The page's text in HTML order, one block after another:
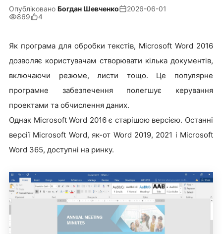
Опубліковано Богдан Шевченко
2026-06-01
869
4
Як програма для обробки текстів, Microsoft Word 2016
дозволяє користувачам створювати кілька документів,
включаючи резюме, листи тощо. Це популярне
програмне забезпечення полегшує керування
проектами та обчислення даних.
Однак Microsoft Word 2016 є старішою версією. Останні
версії Microsoft Word, як-от Word 2019, 2021 і Microsoft
Word 365, доступні на ринку.